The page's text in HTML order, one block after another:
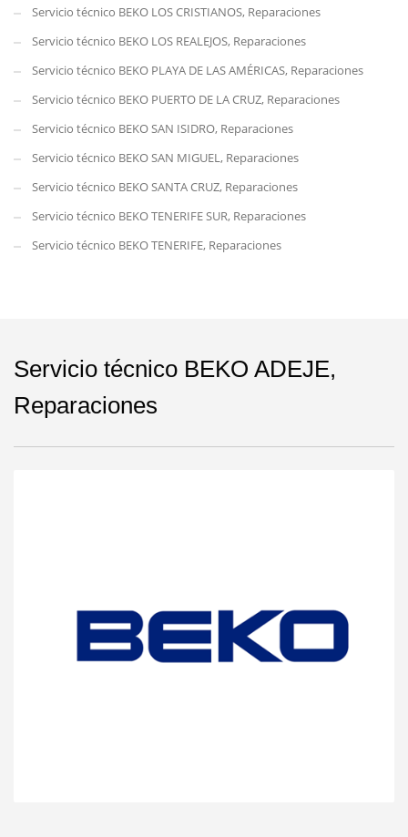
Servicio técnico BEKO LOS CRISTIANOS, Reparaciones
Servicio técnico BEKO LOS REALEJOS, Reparaciones
Servicio técnico BEKO PLAYA DE LAS AMÉRICAS, Reparaciones
Servicio técnico BEKO PUERTO DE LA CRUZ, Reparaciones
Servicio técnico BEKO SAN ISIDRO, Reparaciones
Servicio técnico BEKO SAN MIGUEL, Reparaciones
Servicio técnico BEKO SANTA CRUZ, Reparaciones
Servicio técnico BEKO TENERIFE SUR, Reparaciones
Servicio técnico BEKO TENERIFE, Reparaciones
Servicio técnico BEKO ADEJE,
Reparaciones